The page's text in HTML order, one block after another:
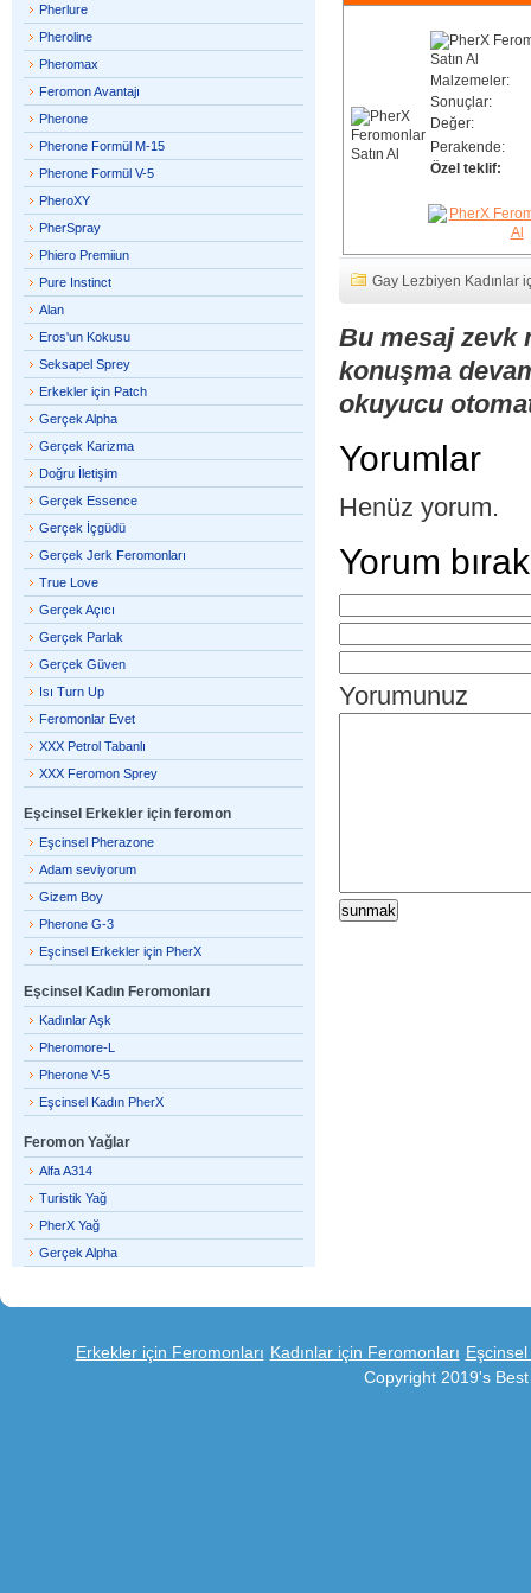
Malzemeler:
Sonuçlar:
Değer:
Perakende:
Özel teklif:
Gay Lezbiyen Kadınlar
Bu mesaj zevk
konuşma
okuyucu
Yorumlar
Henüz yorum.
Yorum bırak
Yorumunuz
Pherlure
Pheroline
Pheromax
Feromon Avantajı
Pherone
Pherone Formül M-15
Pherone Formül V-5
PheroXY
PherSpray
Phiero Premiiun
Pure Instinct
Alan
Eros'un Kokusu
Seksapel Sprey
Erkekler için Patch
Gerçek Alpha
Gerçek Karizma
Doğru İletişim
Gerçek Essence
Gerçek İçgüdü
Gerçek Jerk Feromonları
True Love
Gerçek Açıcı
Gerçek Parlak
Gerçek Güven
Isı Turn Up
Feromonlar Evet
XXX Petrol Tabanlı
XXX Feromon Sprey
Eşcinsel Erkekler için feromon
Eşcinsel Pherazone
Adam seviyorum
Gizem Boy
Pherone G-3
Eşcinsel Erkekler için PherX
Eşcinsel Kadın Feromonları
Kadınlar Aşk
Pheromore-L
Pherone V-5
Eşcinsel Kadın PherX
Feromon Yağlar
Alfa A314
Turistik Yağ
PherX Yağ
Gerçek Alpha
Erkekler için Feromonları Kadınlar için Feromonları
Copyright 2019's